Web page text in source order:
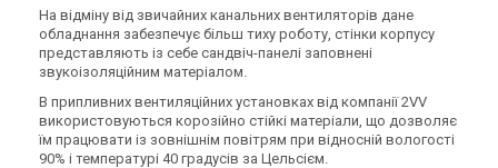
Чехія
Припливна установка 2VV
Припливна установка 2VV
На відміну від звичайних канальних вентиляторів дане
обладнання забезпечує більш тиху роботу, стінки корпусу
представляють із себе сандвіч-панелі заповнені
звукоізоляційним матеріалом.
В припливних вентиляційних установках від компанії 2VV
використовуються корозійно стійкі матеріали, що дозволяє
їм працювати із зовнішнім повітрям при відносній вологості
90% і температурі 40 градусів за Цельсієм.